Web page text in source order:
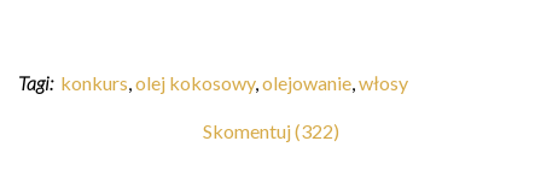
Tagi: konkurs,olej kokosowy,olejowanie,włosy
Skomentuj (322)